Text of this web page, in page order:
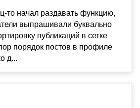
то начал раздавать функцию,
выпрашивали буквально
публикаций в сетке
порядок постов в профиле
д...